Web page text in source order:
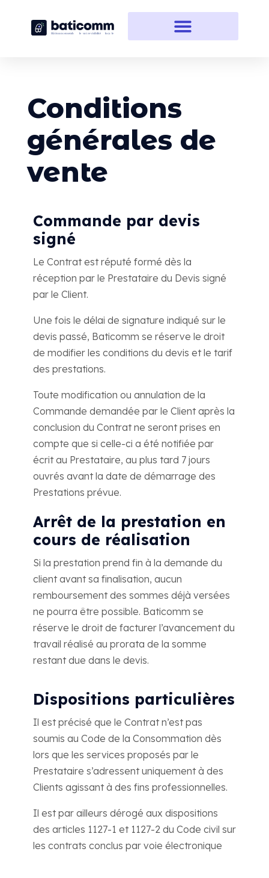
Conditions
générales de
vente
Commande par devis
signé
Le Contrat est réputé formé dès la
réception par le Prestataire du Devis signé
par le Client.
Une fois le délai de signature indiqué sur le
devis passé, Baticomm se réserve le droit
de modifier les conditions du devis et le tarif
des prestations.
Toute modification ou annulation de la
Commande demandée par le Client après la
conclusion du Contrat ne seront prises en
compte que si celle-ci a été notifiée par
écrit au Prestataire, au plus tard 7 jours
ouvrés avant la date de démarrage des
Prestations prévue.
Arrêt de la prestation en
cours de réalisation
Si la prestation prend fin à la demande du
client avant sa finalisation, aucun
remboursement des sommes déjà versées
ne pourra être possible. Baticomm se
réserve le droit de facturer l’avancement du
travail réalisé au prorata de la somme
restant due dans le devis.
Dispositions particulières
Il est précisé que le Contrat n’est pas
soumis au Code de la Consommation dès
lors que les services proposés par le
Prestataire s’adressent uniquement à des
Clients agissant à des fins professionnelles.
Il est par ailleurs dérogé aux dispositions
des articles 1127-1 et 1127-2 du Code civil sur
les contrats conclus par voie électronique